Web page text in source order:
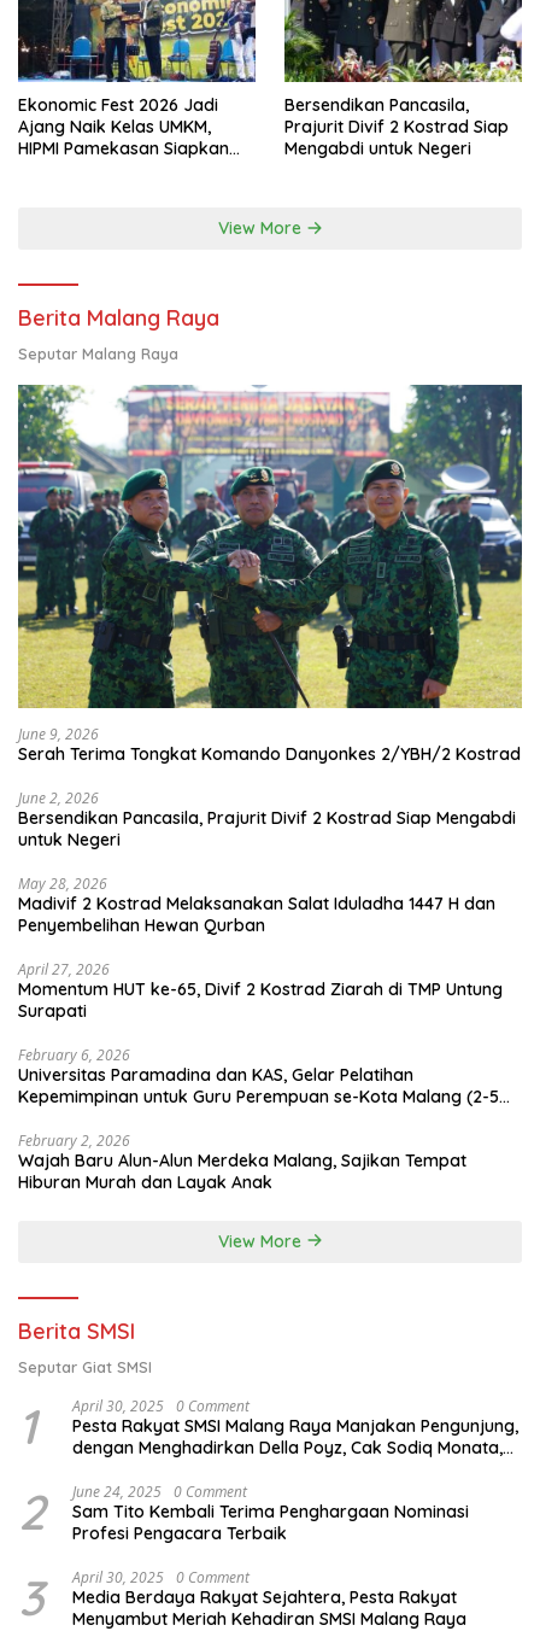
Ekonomic Fest 2026 Jadi
Ajang Naik Kelas UMKM,
HIPMI Pamekasan Siapkan
Bersendikan Pancasila,
Prajurit Divif 2 Kostrad Siap
Mengabdi untuk Negeri
View More
Berita Malang Raya
Seputar Malang Raya
June 9, 2026
Serah Terima Tongkat Komando Danyonkes 2/YBH/2 Kostrad
June 2, 2026
Bersendikan Pancasila, Prajurit Divif 2 Kostrad Siap Mengabdi
untuk Negeri
May 28, 2026
Madivif 2 Kostrad Melaksanakan Salat Iduladha 1447 H dan
Penyembelihan Hewan Qurban
April 27, 2026
Momentum HUT ke-65, Divif 2 Kostrad Ziarah di TMP Untung
Surapati
February 6, 2026
Universitas Paramadina dan KAS, Gelar Pelatihan
Kepemimpinan untuk Guru Perempuan se-Kota Malang (2-5
February 2, 2026
Wajah Baru Alun-Alun Merdeka Malang, Sajikan Tempat
Hiburan Murah dan Layak Anak
View More
Berita SMSI
Seputar Giat SMSI
1 April 30, 2025 0 Comment
Pesta Rakyat SMSI Malang Raya Manjakan Pengunjung,
dengan Menghadirkan Della Poyz, Cak Sodiq Monata,
2 June 24, 2025 0 Comment
Sam Tito Kembali Terima Penghargaan Nominasi
Profesi Pengacara Terbaik
3 April 30, 2025 0 Comment
Media Berdaya Rakyat Sejahtera, Pesta Rakyat
Menyambut Meriah Kehadiran SMSI Malang Raya